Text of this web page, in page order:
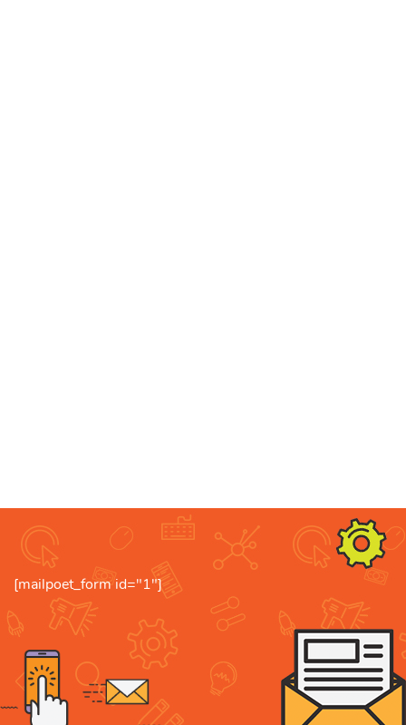
[mailpoet_form id="1"]